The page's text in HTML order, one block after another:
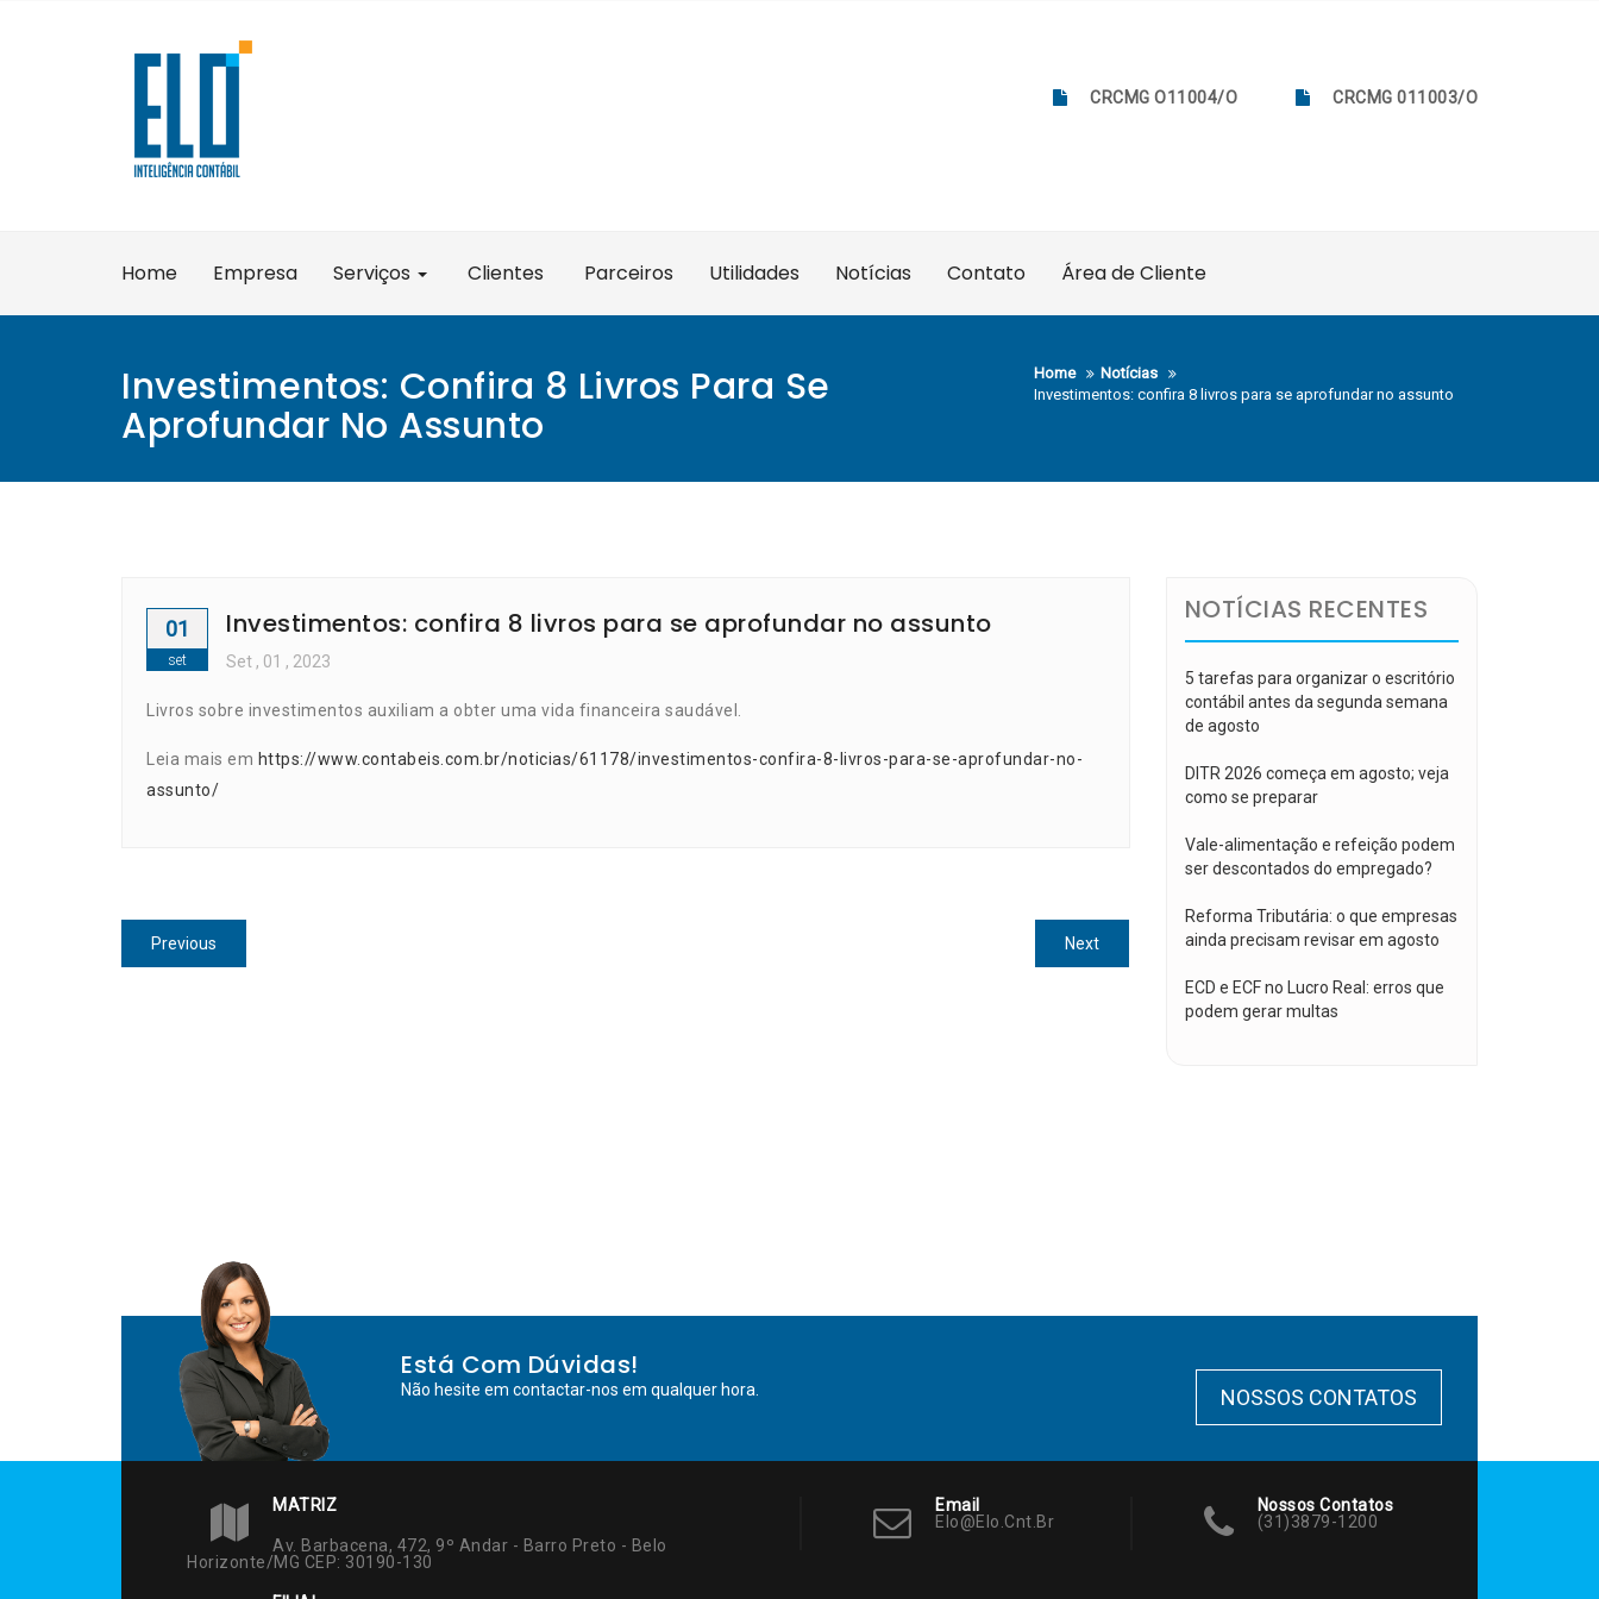
CRCMG O11004/O CRCMG 011003/O
Home Empresa Serviços Clientes Parceiros Utilidades Notícias Contato Área de Cliente
Investimentos: Confira 8 Livros Para Se
Aprofundar No Assunto
Home
Notícias
Investimentos: confira 8 livros para se aprofundar no assunto
01
set
Investimentos: confira 8 livros para se aprofundar no assunto
Set , 01 , 2023
Livros sobre investimentos auxiliam a obter uma vida financeira saudável.
Leia mais em https://www.contabeis.com.br/noticias/61178/investimentos-confira-8-livros-para-se-aprofundar-no-
assunto/
Navegação
de
Previous
post:
NextNext
post:
NOTÍCIAS RECENTES
5 tarefas para organizar o escritório
contábil antes da segunda semana
de agosto
DITR 2026 começa em agosto; veja
como se preparar
Vale-alimentação e refeição podem
ser descontados do empregado?
Reforma Tributária: o que empresas
ainda precisam revisar em agosto
ECD e ECF no Lucro Real: erros que
podem gerar multas
Está Com Dúvidas!
Não hesite em contactar-nos em qualquer hora. NOSSOS CONTATOS
MATRIZ
Av. Barbacena, 472, 9º Andar - Barro Preto - Belo
Horizonte/MG CEP: 30190-130
Email
Elo@elo.cnt.br
Nossos Contatos
(31)3879-1200